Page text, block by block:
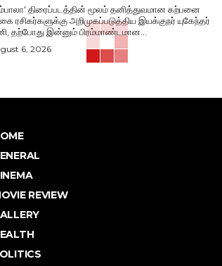
திரைப்படத்தின் மூலம் தனித்துவமான கற்பனை
ரசிகர்களுக்கு அறிமுகப்படுத்திய இயக்குநர் யுகேந்தர்
தற்போது இன்னும் பிரம்மாண்டமான...
6, 2026
REVIEW